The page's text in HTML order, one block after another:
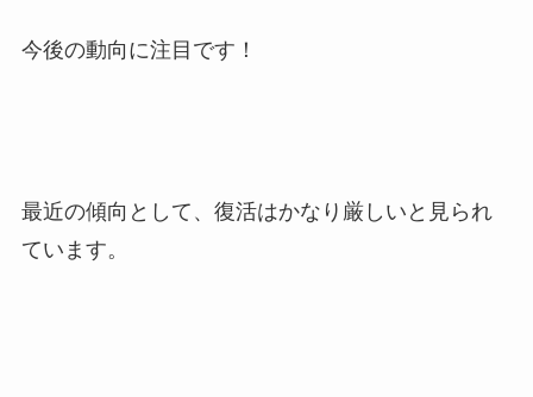
今後の動向に注目です！
最近の傾向として、復活はかなり厳しいと見られ
ています。